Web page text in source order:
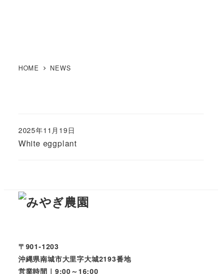
HOME NEWS
White eggplant
投稿日
2025年11月19日
〒901-1203
沖縄県南城市大里字大城2193番地
営業時間｜9:00～16:00